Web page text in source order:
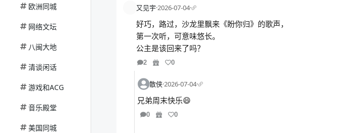
欧洲同城
网络文坛
八闽大地
清谈闲话
游戏和ACG
音乐殿堂
美国同城
又见宇·2026-07-04·
好巧，路过，沙龙里飘来《盼你归》的歌声，
第一次听，可意味悠长。
公主是该回来了吗？
2 0
散侠·2026-07-04·
兄弟周末快乐😄
0 0